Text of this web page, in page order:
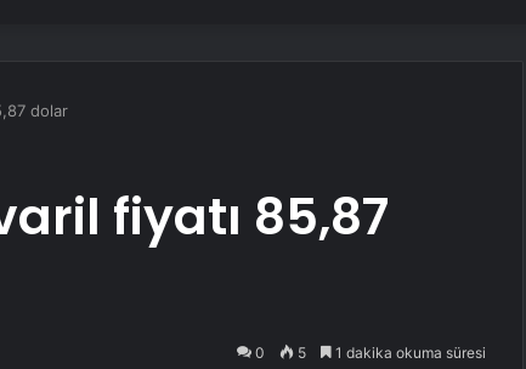
dolar
fiyatı 85,87
0 5 1 dakika okuma süresi